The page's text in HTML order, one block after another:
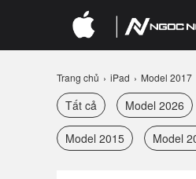
Trang chủ iPad Model 2017
Tất cả Model 2026
Model 2015 Model